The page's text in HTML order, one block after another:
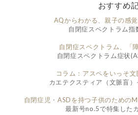
おすすめ
AQからわかる、親子の感
自閉症スペクトラム指
自閉症スペクトラム、「
自閉症スペクトラム症状
コラム：アスペをいっそ
カエテクスティア（文脈盲）
自閉症児・ASDを持つ子供のため
最新号no.5で特集した